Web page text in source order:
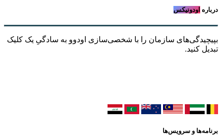
درباره اودونیکس
بپیچیدگی‌های سازمان را با شخصی‌سازی اودوو به سادگیِ یک کلیک
تبدیل کنید.
برنامه‌ها و سرویس‌ها